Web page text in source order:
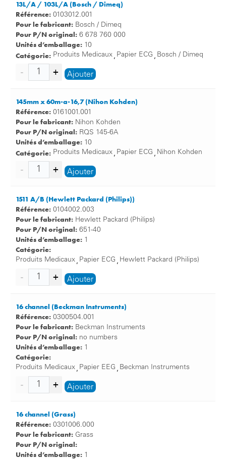
Les produits de notre gamme sont utilisés dans les
hôpitaux et les cabinets médicaux tout comme pour les
interventions mobiles chez le patient.
Nos papiers d’enregistrement sont de qualité constante
et se caractérisent par leur grande pureté. Nos fabricants
de papier garantissent une haute qualité mise à l’épreuve
dans leurs propres laboratoires par des tests et des
Laissez vous convaincre par l’excellente qualité des
papiers d’enregistrement et commandez dès aujourd’hui
dans notre boutique en ligne.
13L/A / 103L/A (Bosch / Dimeq)
Référence: 0103012.001
Pour le fabricant: Bosch / Dimeq
Pour P/N original: 6 678 760 000
Unités d’emballage: 10
Catégorie: Produits Medicaux , Papier ECG , Bosch / Dimeq
Ajouter
145mm x 60m-a-16,7 (Nihon Kohden)
Référence: 0161001.001
Pour le fabricant: Nihon Kohden
Pour P/N original: RQS 145-6A
Unités d’emballage: 10
Catégorie: Produits Medicaux , Papier ECG , Nihon Kohden
Ajouter
1511 A/B (Hewlett Packard (Philips))
Référence: 0104002.003
Pour le fabricant: Hewlett Packard (Philips)
Pour P/N original: 651-40
Unités d’emballage: 1
Catégorie:
Produits Medicaux , Papier ECG , Hewlett Packard (Philips)
Ajouter
16 channel (Beckman Instruments)
Référence: 0300504.001
Pour le fabricant: Beckman Instruments
Pour P/N original: no numbers
Unités d’emballage: 1
Catégorie:
Produits Medicaux , Papier EEG , Beckman Instruments
Ajouter
16 channel (Grass)
Référence: 0301006.000
Pour le fabricant: Grass
Pour P/N original:
Unités d’emballage: 1